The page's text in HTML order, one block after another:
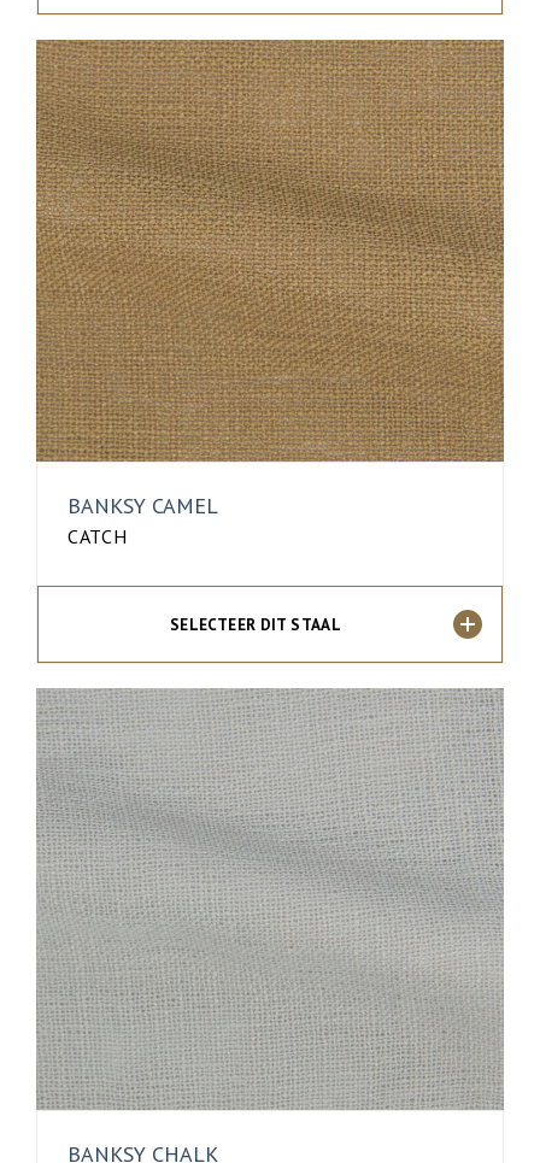
BANKSY CAMEL
CATCH
SELECTEER DIT STAAL
BANKSY CHALK